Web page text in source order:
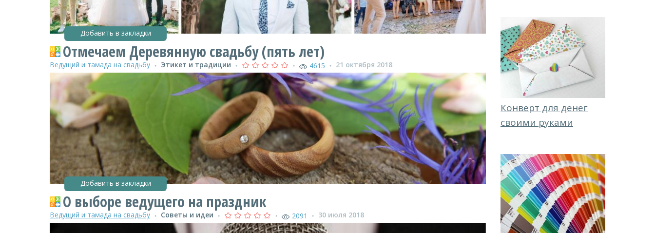
Добавить в закладки
Отмечаем Деревянную свадьбу (пять лет)
Ведущий и тамада на свадьбу ● Этикет и традиции ● ● 4615 ● 21 октября 2018
Добавить в закладки
О выборе ведущего на праздник
Ведущий и тамада на свадьбу ● Советы и идеи ● ● 2091 ● 30 июля 2018
Конверт для денег
своими руками